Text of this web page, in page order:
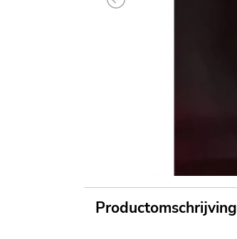
Previous
Productomschrijving